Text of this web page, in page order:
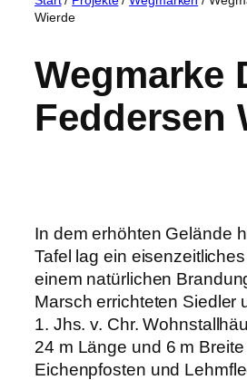
Wierde
Wegmarke
Feddersen
In dem erhöhten Gelände
Tafel lag ein
einem natürlichen
Marsch errichteten Siedler
1. Jhs. v. Chr.
24 m Länge und 6 m
Eichenpfosten und